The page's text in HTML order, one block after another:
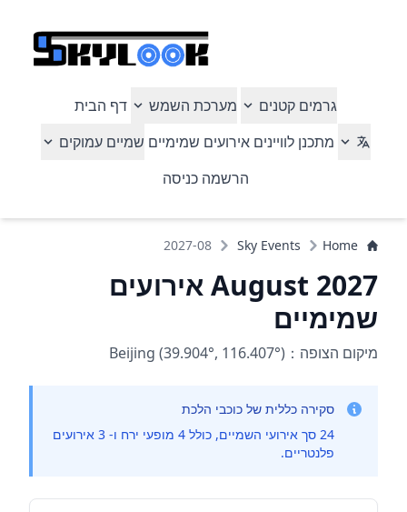
דף הבית מערכת השמש
גרמים קטנים
שמיים עמוקים אירועים שמימיים לוויינים מתכנן
כניסה הרשמה
Home
Sky Events
2027-08
August 2027 אירועים
שמימיים
מיקום הצופה：Beijing (39.904°, 116.407°)
סקירה כללית של כוכבי הלכת
24 סך אירועי השמיים, כולל 4 מופעי ירח ו- 3 אירועים
פלנטריים.